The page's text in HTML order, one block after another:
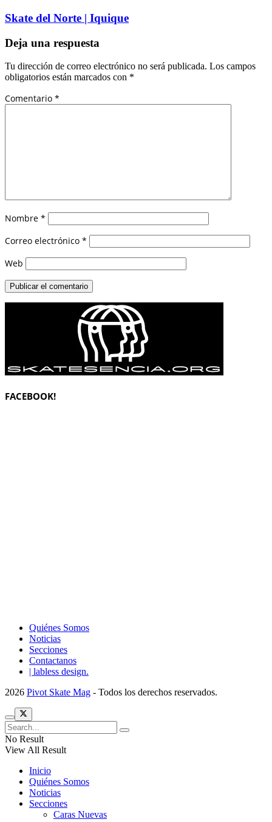
Skate del Norte | Iquique
Deja una respuesta
Tu dirección de correo electrónico no será publicada. Los campos
obligatorios están marcados con *
Comentario *
Nombre *
Correo electrónico *
Web
FACEBOOK!
Quiénes Somos
Noticias
Secciones
Contactanos
| labless design.
2026 Pivot Skate Mag - Todos los derechos reservados.
No Result
View All Result
Inicio
Quiénes Somos
Noticias
Secciones
Caras Nuevas